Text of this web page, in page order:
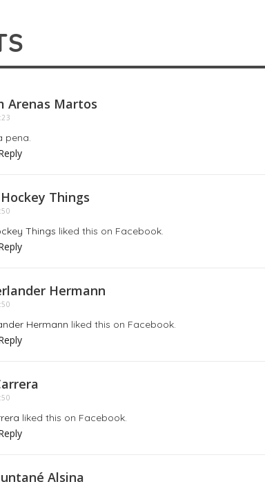
Arenas Martos
pena.
Things
Things liked this on Facebook.
Hermann
Hermann liked this on Facebook.
liked this on Facebook.
Alsina